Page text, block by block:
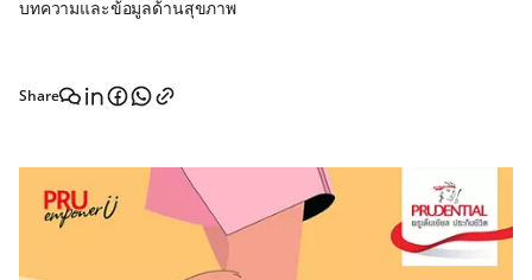
บทความและข้อมูลด้านสุขภาพ
Share